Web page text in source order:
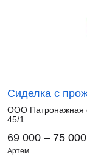
Сиделка с
ООО Патронажная
45/1
69 000 – 75 000
Артем